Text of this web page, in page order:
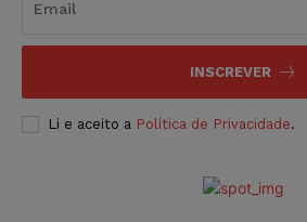
INSCREVER
Li e aceito a Política de Privacidade.